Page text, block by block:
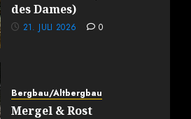
des Dames)
21. JULI 2026 0
Bergbau/Altbergbau
Mergel & Rost